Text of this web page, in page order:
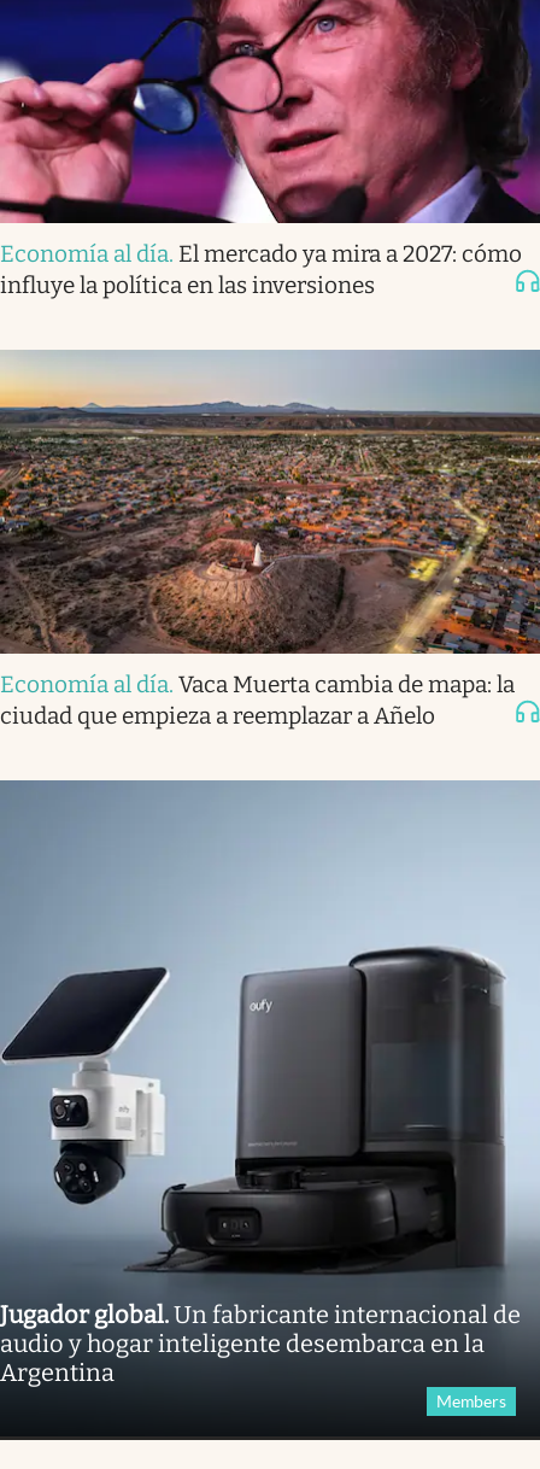
Economía al día. El mercado ya mira a 2027: cómo
influye la política en las inversiones
Economía al día. Vaca Muerta cambia de mapa: la
ciudad que empieza a reemplazar a Añelo
Jugador global.Un fabricante internacional de
audio y hogar inteligente desembarca en la
Argentina
Members